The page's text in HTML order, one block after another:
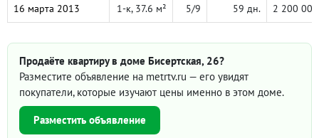
16 марта 2013 1-к, 37.6 м² 5/9 59 дн. 2 200 000
Продаёте квартиру в доме Бисертская, 26?
Разместите объявление на metrtv.ru — его увидят
покупатели, которые изучают цены именно в этом доме.
Разместить объявление